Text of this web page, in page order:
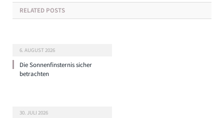
RELATED POSTS
6. AUGUST 2026
Die Sonnenfinsternis sicher
betrachten
30. JULI 2026